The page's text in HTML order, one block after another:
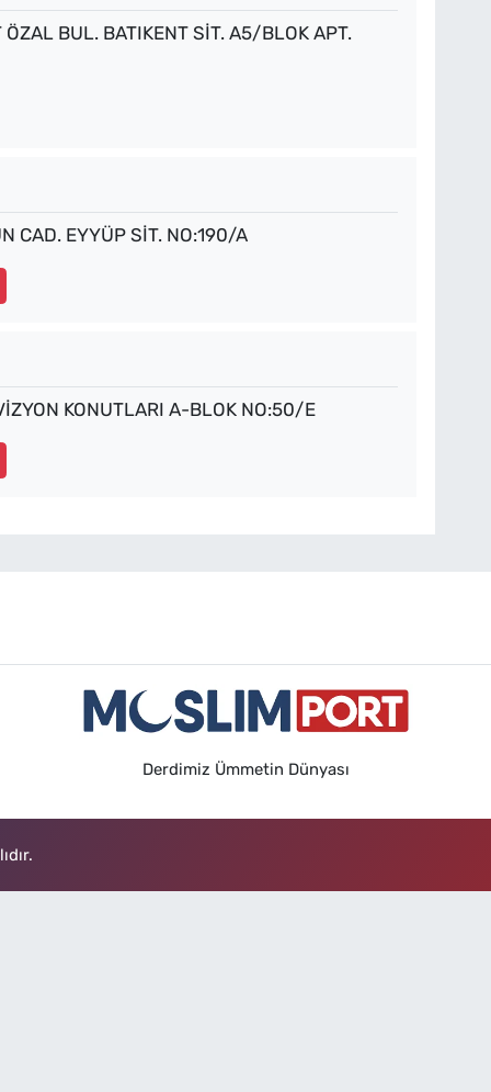
BUL. BATIKENT SİT. A5/BLOK APT.
CAD. EYYÜP SİT. NO:190/A
KONUTLARI A-BLOK NO:50/E
Derdimiz Ümmetin Dünyası